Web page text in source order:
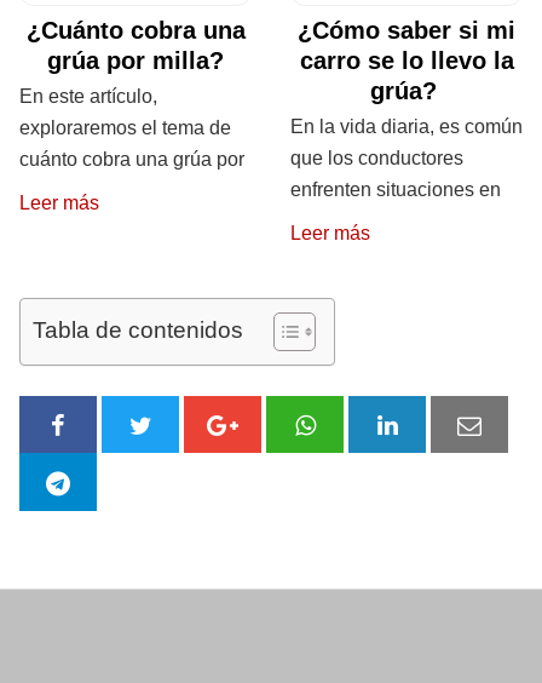
¿Cuánto cobra una
grúa por milla?
En este artículo,
exploraremos el tema de
cuánto cobra una grúa por
Leer más
¿Cómo saber si mi
carro se lo llevo la
grúa?
En la vida diaria, es común
que los conductores
enfrenten situaciones en
Leer más
Tabla de contenidos